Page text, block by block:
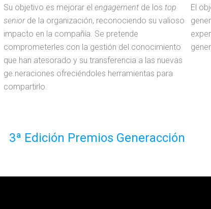
Su objetivo es mejorar el engagement de los top
senior de la organización, reconociendo su valioso
impacto en la compañía. Se pretende
comprometerles con la gestión del conocimiento
que han atesorado y su transferencia a las nuevas
ge.neraciones ofreciéndoles herramientas para
compartirlo.
El
3ª Edición Premios Generacción